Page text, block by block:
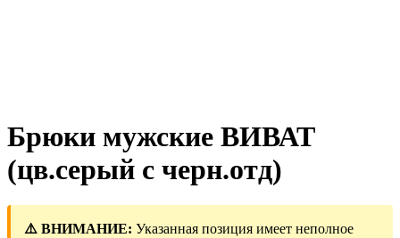
Брюки мужские ВИВАТ
(цв.серый с черн.отд)
⚠️ ВНИМАНИЕ: Указанная позиция имеет неполное